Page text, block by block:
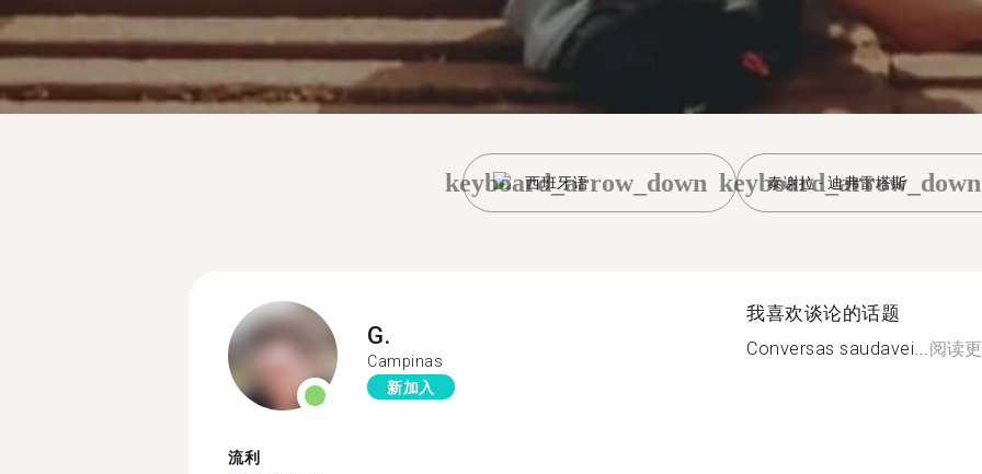
西班牙语
keyboard_arrow_down 泰谢拉 - 迪弗雷塔斯
keyboard_arrow_down
G.
Campinas
新加入
流利
我喜欢谈论的话题
Conversas saudavei...阅读